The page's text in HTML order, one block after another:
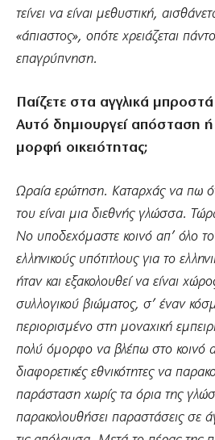
τείνει να είναι μεθυστική,
«άπιαστος», οπότε χρειάζεται
επαγρύπνηση.
Παίζετε στα αγγλικά μπροστά
Αυτό δημιουργεί απόσταση ή
μορφή οικειότητας;
Ωραία ερώτηση. Καταρχάς να πω
του είναι μια διεθνής γλώσσα.
No υποδεχόμαστε κοινό απ’ όλο
ελληνικούς υπότιτλους για το
ήταν και εξακολουθεί να είναι
συλλογικού βιώματος, σ’ έναν
περιορισμένο στη μοναχική
πολύ όμορφο να βλέπω στο κοινό
διαφορετικές εθνικότητες να
παράσταση χωρίς τα όρια της
παρακολουθήσει παραστάσεις σε